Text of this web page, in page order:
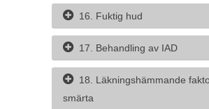
16. Fuktig hud
17. Behandling av IAD
18. Läkningshämmande
smärta